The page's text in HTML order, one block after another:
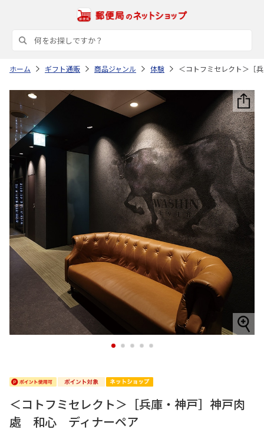
ホーム ギフト通販 商品ジャンル 体験 ＜コトフミセレクト＞［
1 2 3 4 5
＜コトフミセレクト＞［兵庫・神戸］神戸肉
處 和心 ディナーペア